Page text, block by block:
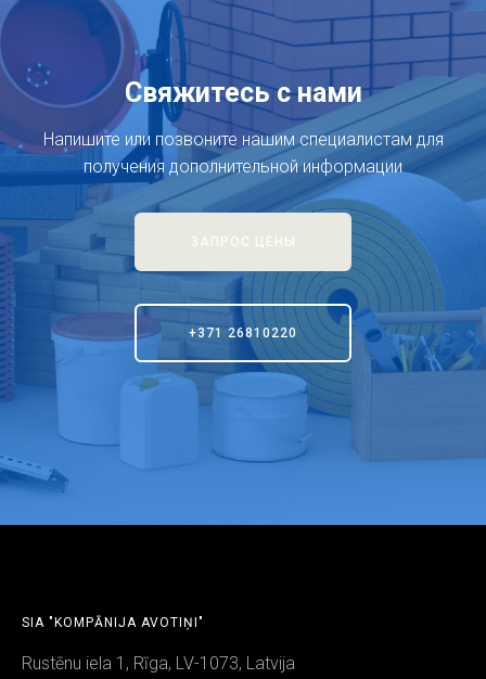
Свяжитесь с нами
Напишите или позвоните нашим специалистам для
получения дополнительной информации
ЗАПРОС ЦЕНЫ
+371 26810220
SIA "KOMPĀNIJA AVOTIŅI"
Rustēnu iela 1, Rīga, LV-1073, Latvija